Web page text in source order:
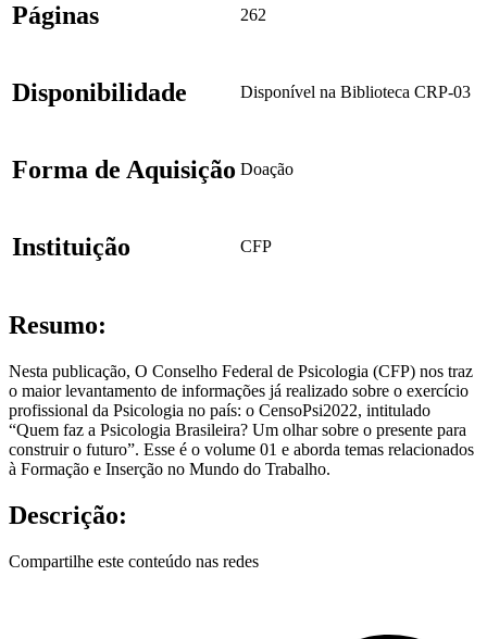
Páginas 262
Disponibilidade Disponível na Biblioteca CRP-03
Forma de Aquisição Doação
Instituição CFP
Resumo:
Nesta publicação, O Conselho Federal de Psicologia (CFP) nos traz
o maior levantamento de informações já realizado sobre o exercício
profissional da Psicologia no país: o CensoPsi2022, intitulado
“Quem faz a Psicologia Brasileira? Um olhar sobre o presente para
construir o futuro”. Esse é o volume 01 e aborda temas relacionados
à Formação e Inserção no Mundo do Trabalho.
Descrição:
Compartilhe este conteúdo nas redes